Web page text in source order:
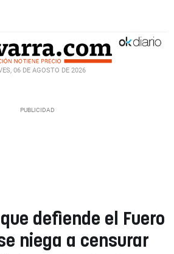
06 DE AGOSTO DE 2026
defiende el Fuero
niega a censurar